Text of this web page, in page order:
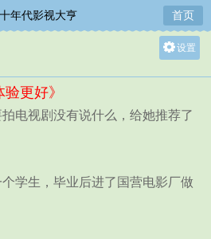
年代影视大亨 首页
设置
中
更好》
视剧没有说什么，给她推荐了
生，毕业后进了国营电影厂做